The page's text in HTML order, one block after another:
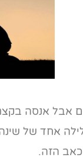
אחד של
הזה.